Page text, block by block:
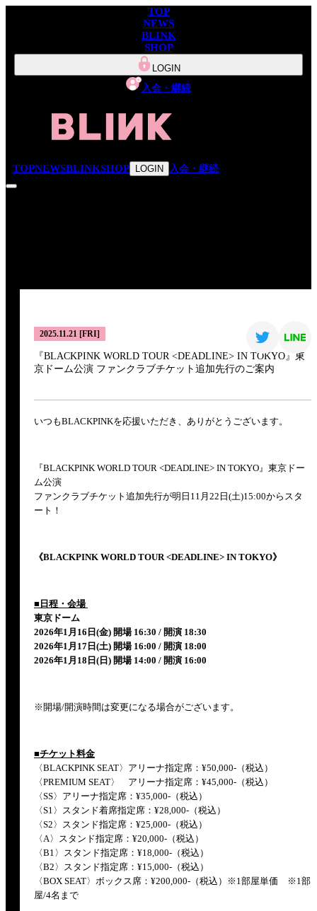
TOP
NEWS
BLINK
SHOP
LOGIN
入会・継続
TOPNEWSBLINKSHOP LOGIN 入会・継続
2025.11.21 [FRI]
『BLACKPINK WORLD TOUR <DEADLINE> IN TOKYO』東
京ドーム公演 ファンクラブチケット追加先行のご案内
いつもBLACKPINKを応援いただき、ありがとうございます。
『BLACKPINK WORLD TOUR <DEADLINE> IN TOKYO』東京ドー
ム公演
ファンクラブチケット追加先行が明日11月22日(土)15:00からスタ
ート！
《BLACKPINK WORLD TOUR <DEADLINE> IN TOKYO》
■日程・会場
東京ドーム
2026年1月16日(金) 開場 16:30 / 開演 18:30
2026年1月17日(土) 開場 16:00 / 開演 18:00
2026年1月18日(日) 開場 14:00 / 開演 16:00
※開場/開演時間は変更になる場合がございます。
■チケット料金
〈BLACKPINK SEAT〉アリーナ指定席：¥50,000-（税込）
〈PREMIUM SEAT〉 アリーナ指定席：¥45,000-（税込）
〈SS〉アリーナ指定席：¥35,000-（税込）
〈S1〉スタンド着席指定席：¥28,000-（税込）
〈S2〉スタンド指定席：¥25,000-（税込）
〈A〉スタンド指定席：¥20,000-（税込）
〈B1〉スタンド指定席：¥18,000-（税込）
〈B2〉スタンド指定席：¥15,000-（税込）
〈BOX SEAT〉ボックス席：¥200,000-（税込）※1部屋単価 ※1部
屋/4名まで